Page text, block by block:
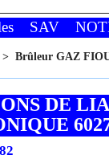
SAV
> Brûleur GAZ
DE